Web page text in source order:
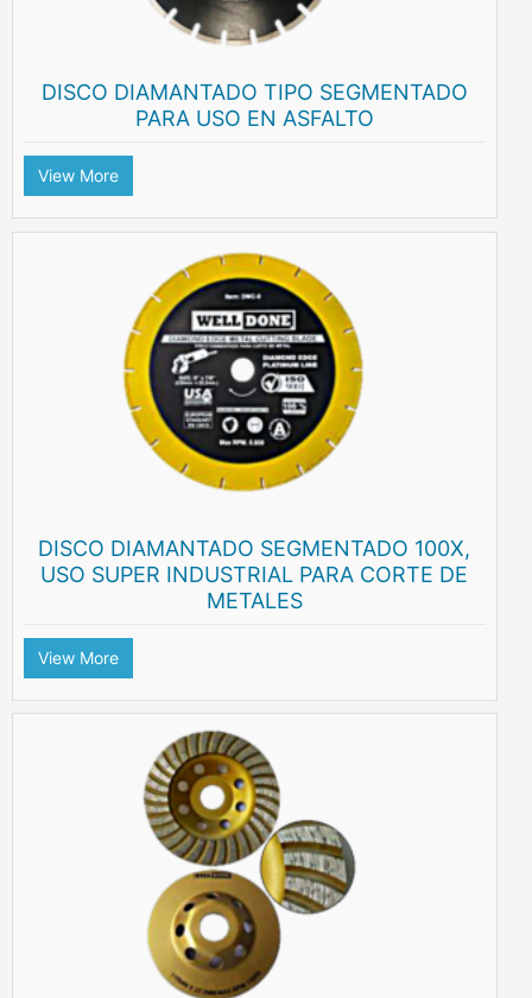
DISCO DIAMANTADO TIPO SEGMENTADO
PARA USO EN ASFALTO
View More
DISCO DIAMANTADO SEGMENTADO 100X,
USO SUPER INDUSTRIAL PARA CORTE DE
METALES
View More